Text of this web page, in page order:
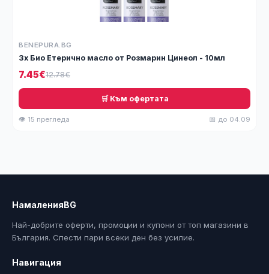
BENEPURA.BG
3x Био Етерично масло от Розмарин Цинеол - 10мл
7.45€12.78€
🛒 Към офертата
👁 15 прегледа 📅 до 04.09
НамаленияBG
Най-добрите оферти, промоции и купони от топ магазини в
България. Спести пари всеки ден без усилие.
Навигация